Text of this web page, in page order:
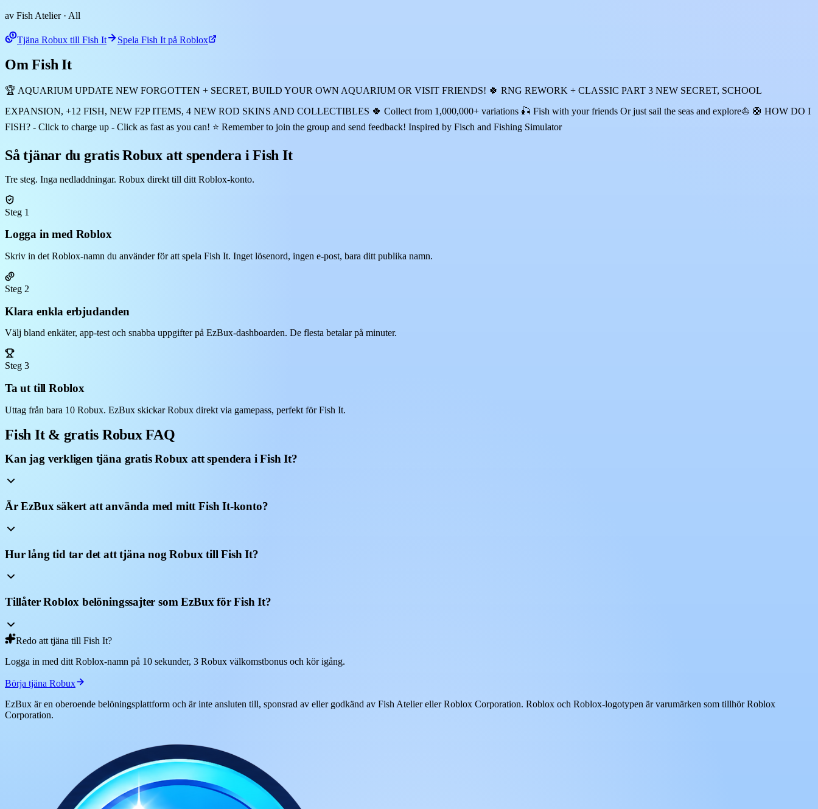
av Fish Atelier· All
Tjäna Robux till Fish It Spela Fish It på Roblox
Om Fish It
🏆 AQUARIUM UPDATE NEW FORGOTTEN + SECRET, BUILD YOUR OWN AQUARIUM OR VISIT FRIENDS! 🍀 RNG REWORK + CLASSIC PART 3 NEW SECRET, SCHOOL
EXPANSION, +12 FISH, NEW F2P ITEMS, 4 NEW ROD SKINS AND COLLECTIBLES 🍀 Collect from 1,000,000+ variations 🎣 Fish with your friends Or just sail the seas and explore⛵ 🛟 HOW DO I
FISH? - Click to charge up - Click as fast as you can! ⭐ Remember to join the group and send feedback! Inspired by Fisch and Fishing Simulator
Så tjänar du gratis Robux att spendera i Fish It
Tre steg. Inga nedladdningar. Robux direkt till ditt Roblox-konto.
Steg 1
Logga in med Roblox
Skriv in det Roblox-namn du använder för att spela Fish It. Inget lösenord, ingen e-post, bara ditt publika namn.
Steg 2
Klara enkla erbjudanden
Välj bland enkäter, app-test och snabba uppgifter på EzBux-dashboarden. De flesta betalar på minuter.
Steg 3
Ta ut till Roblox
Uttag från bara 10 Robux. EzBux skickar Robux direkt via gamepass, perfekt för Fish It.
Fish It & gratis Robux FAQ
Kan jag verkligen tjäna gratis Robux att spendera i Fish It?
Är EzBux säkert att använda med mitt Fish It-konto?
Hur lång tid tar det att tjäna nog Robux till Fish It?
Tillåter Roblox belöningssajter som EzBux för Fish It?
Redo att tjäna till Fish It?
Logga in med ditt Roblox-namn på 10 sekunder, 3 Robux välkomstbonus och kör igång.
Börja tjäna Robux
EzBux är en oberoende belöningsplattform och är inte ansluten till, sponsrad av eller godkänd av Fish Atelier eller Roblox Corporation. Roblox och Roblox-logotypen är varumärken som tillhör Roblox
Corporation.